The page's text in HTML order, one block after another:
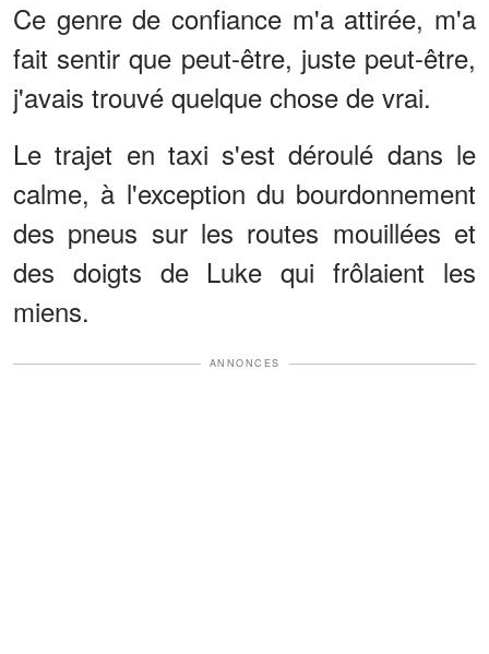
Ce genre de confiance m'a attirée, m'a
fait sentir que peut-être, juste peut-être,
j'avais trouvé quelque chose de vrai.
Le trajet en taxi s'est déroulé dans le
calme, à l'exception du bourdonnement
des pneus sur les routes mouillées et
des doigts de Luke qui frôlaient les
miens.
ANNONCES